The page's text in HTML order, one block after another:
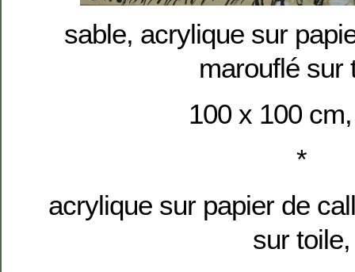
sable, acrylique sur
marouflé sur
100 x 100
*
acrylique sur papier de
sur toile,